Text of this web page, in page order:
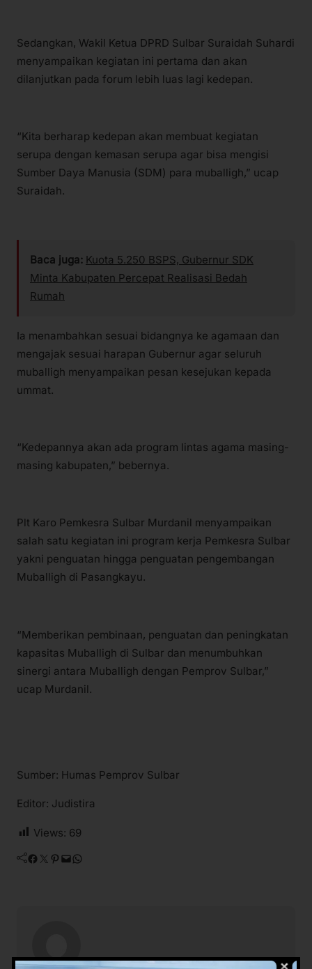
Sedangkan, Wakil Ketua DPRD Sulbar Suraidah Suhardi
menyampaikan kegiatan ini pertama dan akan
dilanjutkan pada forum lebih luas lagi kedepan.
“Kita berharap kedepan akan membuat kegiatan
serupa dengan kemasan serupa agar bisa mengisi
Sumber Daya Manusia (SDM) para muballigh,” ucap
Suraidah.
Baca juga: Kuota 5.250 BSPS, Gubernur SDK
Minta Kabupaten Percepat Realisasi Bedah
Rumah
Ia menambahkan sesuai bidangnya ke agamaan dan
mengajak sesuai harapan Gubernur agar seluruh
muballigh menyampaikan pesan kesejukan kepada
ummat.
“Kedepannya akan ada program lintas agama masing-
masing kabupaten,” bebernya.
Plt Karo Pemkesra Sulbar Murdanil menyampaikan
salah satu kegiatan ini program kerja Pemkesra Sulbar
yakni penguatan hingga penguatan pengembangan
Muballigh di Pasangkayu.
“Memberikan pembinaan, penguatan dan peningkatan
kapasitas Muballigh di Sulbar dan menumbuhkan
sinergi antara Muballigh dengan Pemprov Sulbar,”
ucap Murdanil.
Sumber: Humas Pemprov Sulbar
Editor: Judistira
Views: 69
Facebook Twitter Pinterest Mail WhatsApp